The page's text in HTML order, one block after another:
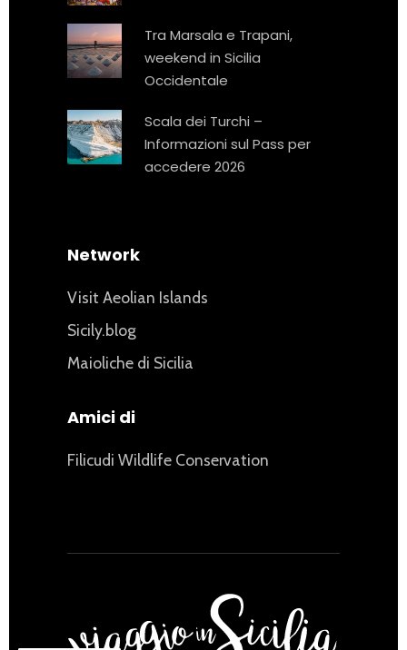
Tra Marsala e Trapani,
weekend in Sicilia
Occidentale
Scala dei Turchi –
Informazioni sul Pass per
accedere 2026
Network
Visit Aeolian Islands
Sicily.blog
Maioliche di Sicilia
Amici di
Filicudi Wildlife Conservation